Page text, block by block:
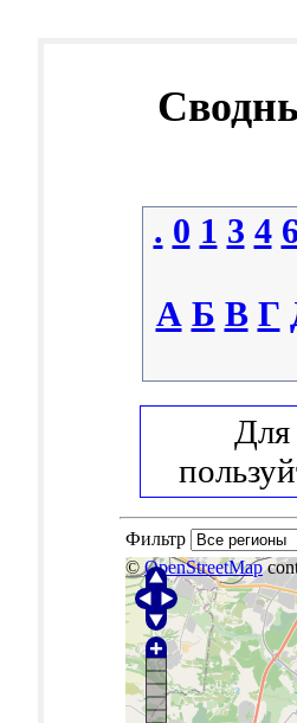
. 0 1 3 4
А Б В Г
Для
Фильтр
©OpenStreetMap